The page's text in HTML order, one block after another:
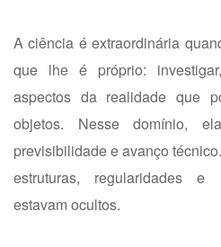
A ciência é extraordinária
que lhe é próprio:
aspectos da realidade que
objetos. Nesse domínio,
previsibilidade e avanço
estruturas, regularidades e
estavam ocultos.